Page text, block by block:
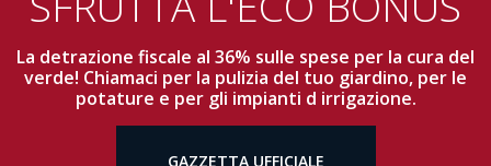
La detrazione fiscale al 36% sulle spese per la cura del
verde! Chiamaci per la pulizia del tuo giardino, per le
potature e per gli impianti d irrigazione.
GAZZETTA UFFICIALE